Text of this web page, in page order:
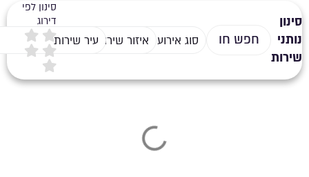
סינון
נותני
שירות
סוג אירוע איזור שירותעיר שירות
סינון לפי
דירוג